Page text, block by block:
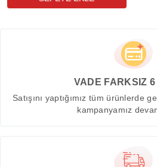
VADE FARKSIZ
Satışını yaptığımız tüm ürünlerde
kampanyamız